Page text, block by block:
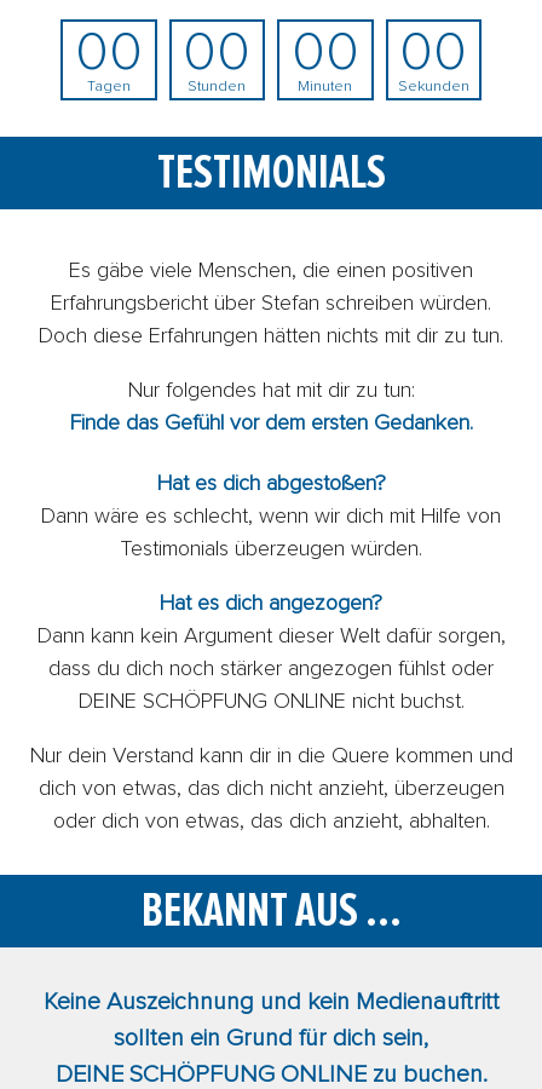
00
Tagen
00
Stunden
00
Minuten
00
Sekunden
TESTIMONIALS
Es gäbe viele Menschen, die einen positiven
Erfahrungsbericht über Stefan schreiben würden.
Doch diese Erfahrungen hätten nichts mit dir zu tun.
Nur folgendes hat mit dir zu tun:
Finde das Gefühl vor dem ersten Gedanken.
Hat es dich abgestoßen?
Dann wäre es schlecht, wenn wir dich mit Hilfe von
Testimonials überzeugen würden.
Hat es dich angezogen?
Dann kann kein Argument dieser Welt dafür sorgen,
dass du dich noch stärker angezogen fühlst oder
DEINE SCHÖPFUNG ONLINE nicht buchst.
Nur dein Verstand kann dir in die Quere kommen und
dich von etwas, das dich nicht anzieht, überzeugen
oder dich von etwas, das dich anzieht, abhalten.
BEKANNT AUS ...
Keine Auszeichnung und kein Medienauftritt
sollten ein Grund für dich sein,
DEINE SCHÖPFUNG ONLINE zu buchen.